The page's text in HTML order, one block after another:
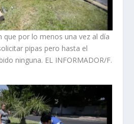
que por lo menos una vez al día
pipas pero hasta el
ninguna. EL INFORMADOR/F.